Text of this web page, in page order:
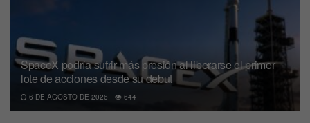
SpaceX podría sufrir más presión al liberarse el primer
lote de acciones desde su debut
6 DE AGOSTO DE 2026 644